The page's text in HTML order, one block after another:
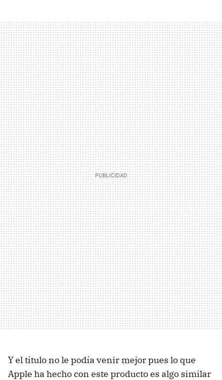
Y el título no le podía venir mejor pues lo que
Apple ha hecho con este producto es algo similar